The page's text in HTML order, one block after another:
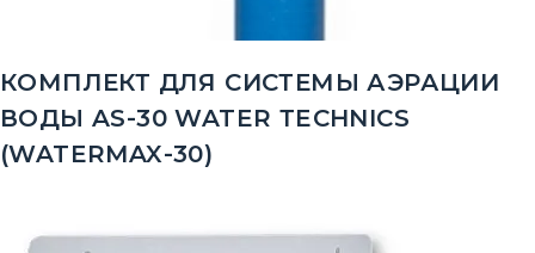
КОМПЛЕКТ ДЛЯ СИСТЕМЫ АЭРАЦИИ
ВОДЫ AS-30 WATER ТECHNICS
(WATERMAX-30)